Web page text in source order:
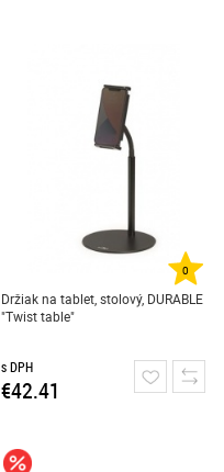
0
Držiak na tablet, stolový, DURABLE
"Twist table"
s DPH
€42.41